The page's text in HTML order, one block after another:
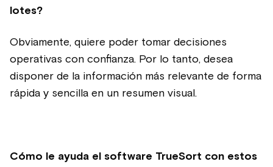
lotes?
Obviamente, quiere poder tomar decisiones
operativas con confianza. Por lo tanto, desea
disponer de la información más relevante de forma
rápida y sencilla en un resumen visual.
Cómo le ayuda el software TrueSort con estos